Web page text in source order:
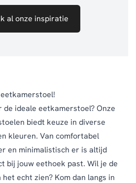
al onze inspiratie
de ideale eetkamerstoel? Onze
biedt keuze in diverse
kleuren. Van comfortabel
en minimalistisch er is altijd
bij jouw eethoek past. Wil je de
echt zien? Kom dan langs in